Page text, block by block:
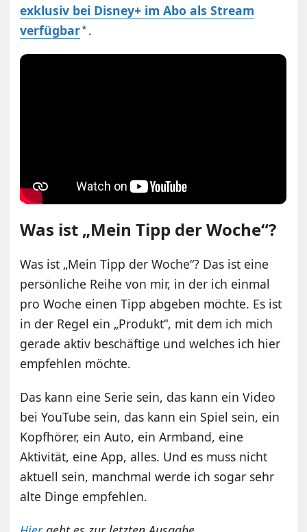
exklusiv bei Disney+ im Abo als Stream
verfügbar .
Was ist „Mein Tipp der Woche“?
Was ist „Mein Tipp der Woche“? Das ist eine
persönliche Reihe von mir, in der ich einmal
pro Woche einen Tipp abgeben möchte. Es ist
in der Regel ein „Produkt“, mit dem ich mich
gerade aktiv beschäftige und welches ich hier
empfehlen möchte.
Das kann eine Serie sein, das kann ein Video
bei YouTube sein, das kann ein Spiel sein, ein
Kopfhörer, ein Auto, ein Armband, eine
Aktivität, eine App, alles. Und es muss nicht
aktuell sein, manchmal werde ich sogar sehr
alte Dinge empfehlen.